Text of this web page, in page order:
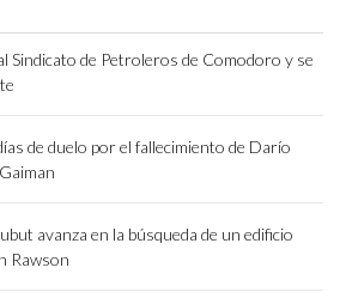
Sindicato de Petroleros de Comodoro y se
de duelo por el fallecimiento de Darío
avanza en la búsqueda de un edificio
Rawson